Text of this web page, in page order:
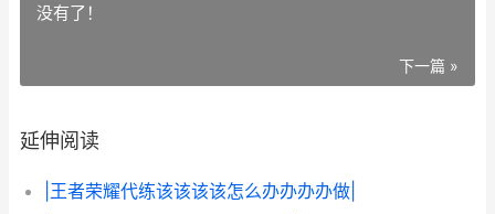
没有了！
下一篇 »
延伸阅读
|王者荣耀代练该该该该怎么办办办办做|